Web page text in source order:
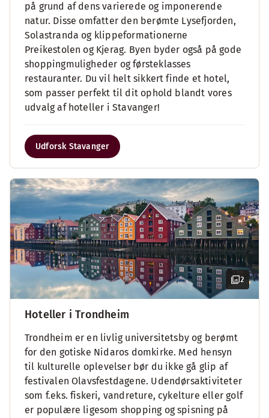
på grund af dens varierede og imponerende
natur. Disse omfatter den berømte Lysefjorden,
Solastranda og klippeformationerne
Preikestolen og Kjerag. Byen byder også på gode
shoppingmuligheder og førsteklasses
restauranter. Du vil helt sikkert finde et hotel,
som passer perfekt til dit ophold blandt vores
udvalg af hoteller i Stavanger!
Udforsk Stavanger
2
Hoteller i Trondheim
Trondheim er en livlig universitetsby og berømt
for den gotiske Nidaros domkirke. Med hensyn
til kulturelle oplevelser bør du ikke gå glip af
festivalen Olavsfestdagene. Udendørsaktiviteter
som f.eks. fiskeri, vandreture, cykelture eller golf
er populære ligesom shopping og spisning på